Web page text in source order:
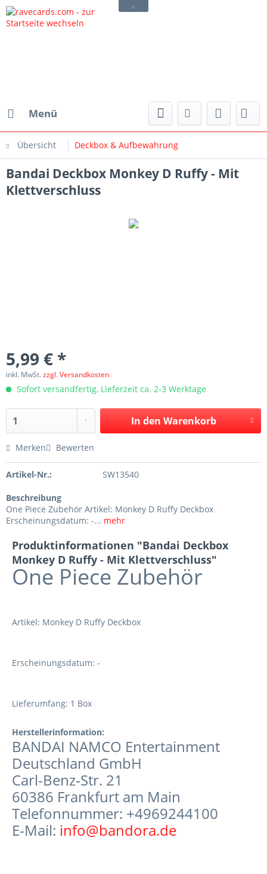
Menü
Übersicht Deckbox & Aufbewahrung
Bandai Deckbox Monkey D Ruffy - Mit
Klettverschluss
5,99 € *
inkl. MwSt.zzgl. Versandkosten
Sofort versandfertig, Lieferzeit ca. 2-3 Werktage
In den Warenkorb
Merken Bewerten
Artikel-Nr.: SW13540
Beschreibung
One Piece Zubehör Artikel: Monkey D Ruffy Deckbox
Erscheinungsdatum: -... mehr
Produktinformationen "Bandai Deckbox
Monkey D Ruffy - Mit Klettverschluss"
One Piece Zubehör
Artikel: Monkey D Ruffy Deckbox
Erscheinungsdatum: -
Lieferumfang: 1 Box
Herstellerinformation:
BANDAI NAMCO Entertainment
Deutschland GmbH
Carl-Benz-Str. 21
60386 Frankfurt am Main
Telefonnummer: +4969244100
E-Mail: info@bandora.de